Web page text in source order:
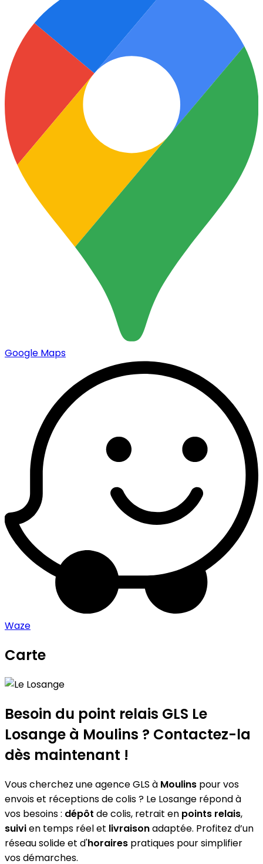
Google Maps
Waze
Carte
+
−
Besoin du point relais GLS Le
Losange à Moulins ? Contactez-la
dès maintenant !
Vous cherchez une agence GLS à Moulins pour vos
envois et réceptions de colis ? Le Losange répond à
vos besoins : dépôt de colis, retrait en points relais,
suivien temps réel et livraisonadaptée. Profitez d’un
réseau solide et d'horaires pratiques pour simplifier
vos démarches.